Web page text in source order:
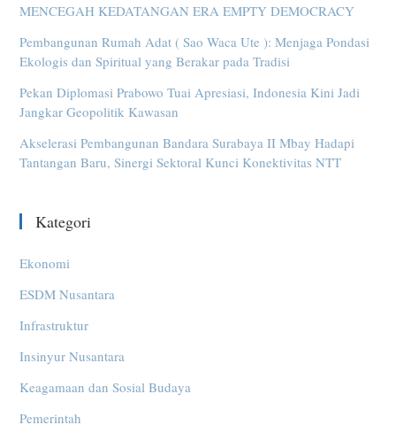
MENCEGAH KEDATANGAN ERA EMPTY DEMOCRACY
Pembangunan Rumah Adat ( Sao Waca Ute ): Menjaga Pondasi
Ekologis dan Spiritual yang Berakar pada Tradisi
Pekan Diplomasi Prabowo Tuai Apresiasi, Indonesia Kini Jadi
Jangkar Geopolitik Kawasan
Akselerasi Pembangunan Bandara Surabaya II Mbay Hadapi
Tantangan Baru, Sinergi Sektoral Kunci Konektivitas NTT
Kategori
Ekonomi
ESDM Nusantara
Infrastruktur
Insinyur Nusantara
Keagamaan dan Sosial Budaya
Pemerintah